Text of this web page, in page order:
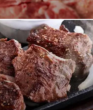
料理などのサイドメニュ
品以上のお食事を120分
氣カルビ」や「元氣タン
店の売れ筋＆人気メニュ
食事会でご堪能くださ